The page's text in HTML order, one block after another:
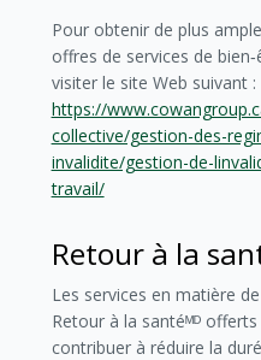
Pour obtenir de plus
offres de services de
visiter le site Web suivant :
https://
collective/gestion-des-
invalidite/gestion-de-
travail/
Retour à la
Les services en matière
Retour à la santéᴹᴰ
contribuer à réduire la